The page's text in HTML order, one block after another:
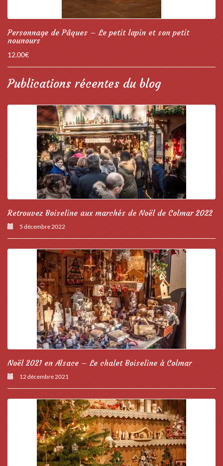
Personnage de Pâques – Le petit lapin et son petit
nounours
12.00€
Publications récentes du blog
Retrouvez Boiseline aux marchés de Noël de Colmar 2022
5 décembre 2022
Noël 2021 en Alsace – Le chalet Boiseline à Colmar
12 décembre 2021